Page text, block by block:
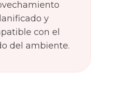
y
con el
del ambiente.